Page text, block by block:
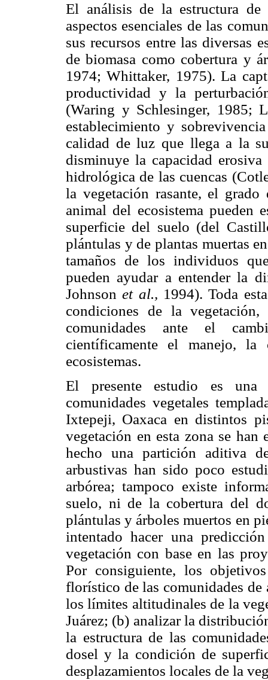
El análisis de la estructura de
aspectos esenciales de las
sus recursos entre las diversas
de biomasa como cobertura y
1974; Whittaker, 1975). La
productividad y la
(Waring y Schlesinger, 1985;
establecimiento y
calidad de luz que llega a la
disminuye la capacidad
hidrológica de las cuencas
la vegetación rasante, el
animal del ecosistema pueden
superficie del suelo (del
plántulas y de plantas muertas
tamaños de los individuos
pueden ayudar a entender la
Johnsonet al., 1994). Toda
condiciones de la
comunidades ante el
científicamente el manejo,
ecosistemas.
El presente estudio es una
comunidades vegetales
Ixtepeji, Oaxaca en distintos
vegetación en esta zona se
hecho una partición aditiva
arbustivas han sido poco
arbórea; tampoco existe
suelo, ni de la cobertura del
plántulas y árboles muertos en
intentado hacer una
vegetación con base en las
Por consiguiente, los
florístico de las comunidades de
los límites altitudinales de la
Juárez; (b) analizar la
la estructura de las
dosel y la condición de
desplazamientos locales de la